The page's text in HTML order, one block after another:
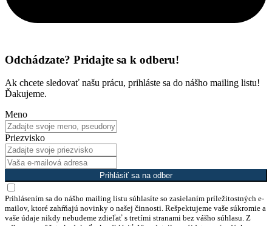
Odchádzate? Pridajte sa k odberu!
Ak chcete sledovať našu prácu, prihláste sa do nášho mailing listu!
Ďakujeme.
Meno
Priezvisko
Prihlásiť sa na odber
Prihlásením sa do nášho mailing listu súhlasíte so zasielaním príležitostných e-
mailov, ktoré zahŕňajú novinky o našej činnosti. Rešpektujeme vaše súkromie a
vaše údaje nikdy nebudeme zdieľať s tretími stranami bez vášho súhlasu. Z